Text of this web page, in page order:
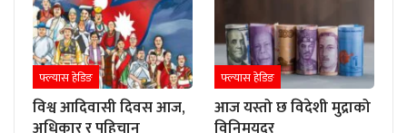
फ्ल्यास हेडिङ
विश्व आदिवासी दिवस आज,
फ्ल्यास हेडिङ
आज यस्तो छ विदेशी मुद्राको